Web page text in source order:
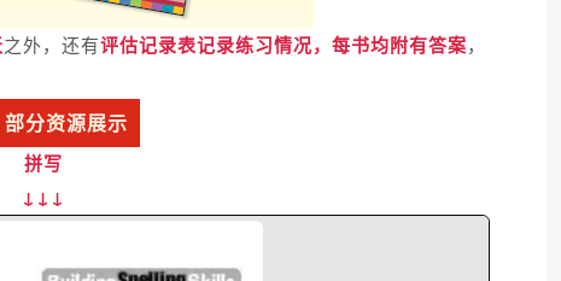
之外，还有评估记录表记录练习情况，每书均附有答案，
部分资源展示
拼写
↓↓↓